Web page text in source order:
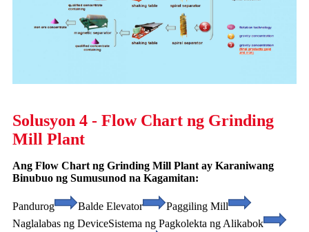
Solusyon 4 - Flow Chart ng Grinding
Mill Plant
Ang Flow Chart ng Grinding Mill Plant ay Karaniwang
Binubuo ng Sumusunod na Kagamitan:
Pandurog Balde Elevator
Paggiling Mill
Naglalabas ng DeviceSistema ng Pagkolekta ng Alikabok